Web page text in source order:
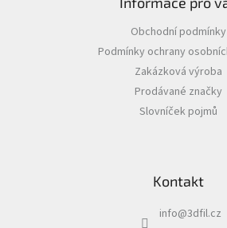
Obchodní podmínky
Podmínky ochrany
Zakázková výroba
Prodávané značky
Slovníček pojmů
Kontakt
info@3dfil.cz